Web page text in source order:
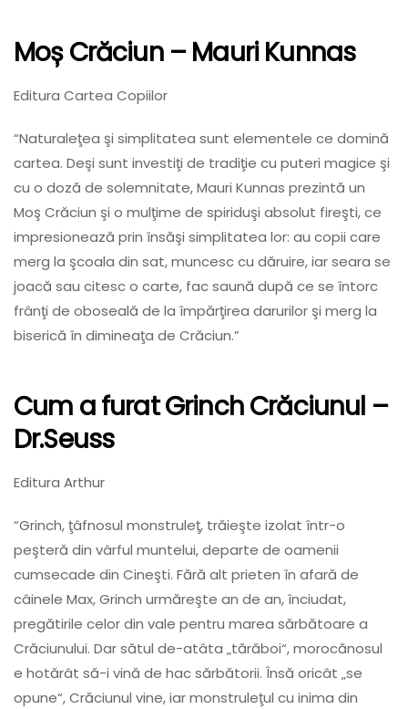
Moș Crăciun– Mauri Kunnas
Editura Cartea Copiilor
“Naturaleţea şi simplitatea sunt elementele ce domină
cartea. Deşi sunt investiţi de tradiţie cu puteri magice şi
cu o doză de solemnitate, Mauri Kunnas prezintă un
Moş Crăciun şi o mulţime de spiriduşi absolut fireşti, ce
impresionează prin însăşi simplitatea lor: au copii care
merg la şcoala din sat, muncesc cu dăruire, iar seara se
joacă sau citesc o carte, fac saună după ce se întorc
frânţi de oboseală de la împărţirea darurilor şi merg la
biserică în dimineaţa de Crăciun.”
Cum a furat Grinch Crăciunul –
Dr.Seuss
Editura Arthur
“Grinch, ţâfnosul monstruleţ, trăieşte izolat într-o
peşteră din vârful muntelui, departe de oamenii
cumsecade din Cineşti. Fără alt prieten în afară de
câinele Max, Grinch urmăreşte an de an, înciudat,
pregătirile celor din vale pentru marea sărbătoare a
Crăciunului. Dar sătul de-atâta „tărăboi“, morocănosul
e hotărât să-i vină de hac sărbătorii. Însă oricât „se
opune“, Crăciunul vine, iar monstruleţul cu inima din